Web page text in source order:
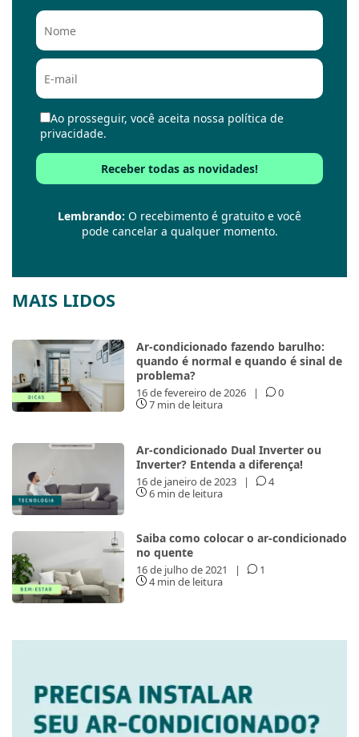
Ao prosseguir, você aceita nossa política de
privacidade.
Lembrando: O recebimento é gratuito e você
pode cancelar a qualquer momento.
MAIS LIDOS
Ar-condicionado fazendo barulho:
quando é normal e quando é sinal de
problema?
16 de fevereiro de 2026 |
0
7 min de leitura
Ar-condicionado Dual Inverter ou
Inverter? Entenda a diferença!
16 de janeiro de 2023 |
4
6 min de leitura
Saiba como colocar o ar-condicionado
no quente
16 de julho de 2021 |
1
4 min de leitura